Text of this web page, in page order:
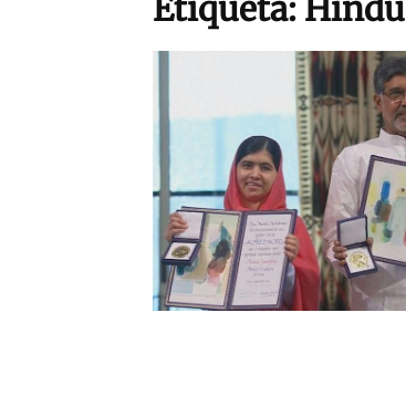
Etiqueta: Hindú